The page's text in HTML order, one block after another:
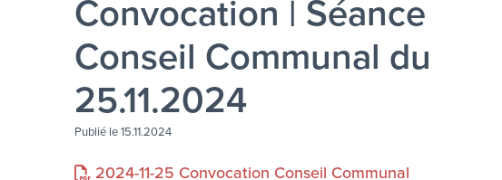
Convocation | Séance
Conseil Communal du
25.11.2024
Publié le 15.11.2024
2024-11-25 Convocation Conseil Communal